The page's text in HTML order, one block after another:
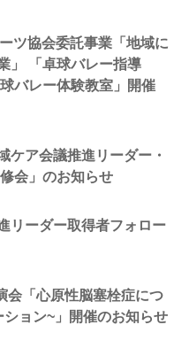
ツ協会委託事業「地域に
」 「卓球バレー指導
バレー体験教室」開催
ケア会議推進リーダー・
会」のお知らせ
リーダー取得者フォロー
会「心原性脳塞栓症につ
ョン~」開催のお知らせ